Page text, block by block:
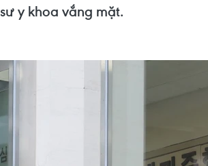
y khoa vắng mặt.